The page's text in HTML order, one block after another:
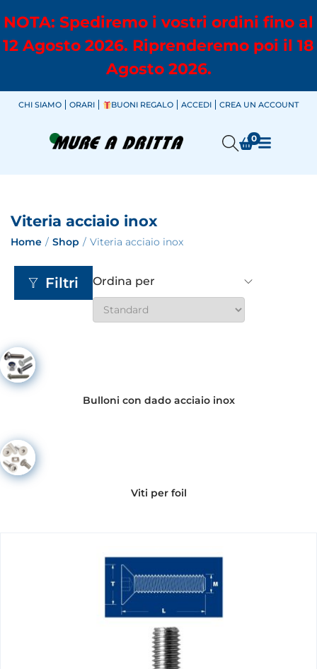
NOTA: Spediremo i vostri ordini fino al
12 Agosto 2026. Riprenderemo poi il 18
Agosto 2026.
CHI SIAMO ORARI BUONI REGALO ACCEDI CREA UN ACCOUNT
0
Viteria acciaio inox
Home / Shop / Viteria acciaio inox
Filtri Ordina per
Bulloni con dado acciaio inox
Viti per foil